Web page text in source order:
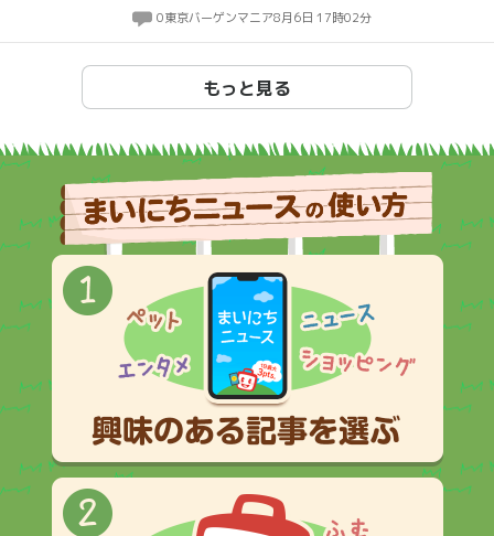
0東京バーゲンマニア8月6日 17時02分
もっと見る